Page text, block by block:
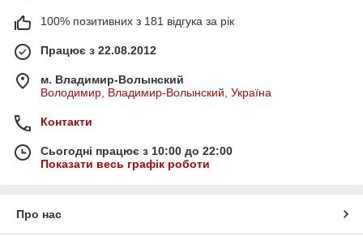
100% позитивних з 181 відгука за рік
Працює з 22.08.2012
м. Владимир-Волынский
Володимир, Владимир-Волынский, Україна
Контакти
Сьогодні працює з 10:00 до 22:00
Показати весь графік роботи
Про нас